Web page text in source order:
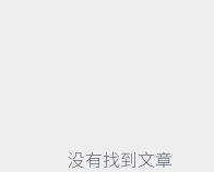
没有找到文章